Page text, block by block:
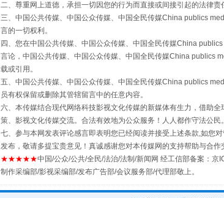
扯下公款旅游的“隐身衣”
二、尊重网上道德，承担一切因您的行为而直接或间接引起的法律责
三、中国公共传媒、中国公众传媒、中国全民传媒China publics
言的一切权利。
四、您在中国公共传媒、中国公众传媒、中国全民传媒China
言论，中国公共传媒、中国公众传媒、中国全民传媒China publics
载或引用。
五、中国公共传媒、中国公众传媒、中国全民传媒China publics
员有权保留或删除其管辖留言中的任意内容。
六、本传媒结合现代网络科技影视文化传媒的新媒体有生力，借助
策、影视文化传媒交流。合法有效地为公众服务！人人都作守法公民。
七、参与本网发表评论感言即表明您已经阅读并接受上述条款,如您
发布，敬请多提宝贵意见！真诚感谢您对本传媒网的支持帮助与合
★★★★★中国/公众/公共/全民/法治/法制/新闻网 经工信部备案：
制作采编部/影视采编部/发布广告部/会议服务部/代理部敬上。